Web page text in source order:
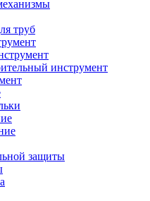
труб
инструмент
защиты